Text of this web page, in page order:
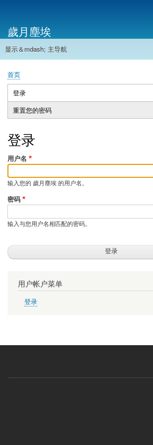
主
内
帐
户
菜
单
歲月塵埃
主
航
显示＆mdash; 主导航
首页
面
包
屑
首页
主
标
登录
动
标
重置您的密码
登录
用户名
输入您的 歲月塵埃 的用户名。
密码
输入与您用户名相匹配的密码。
用户帐户菜单
登录